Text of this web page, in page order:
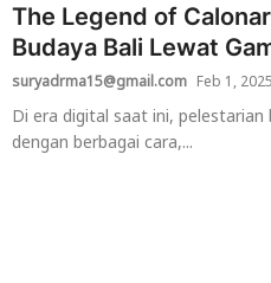
The Legend of
Budaya Bali Lewat
suryadrma15@gmail.com Feb 1, 2025
Di era digital saat ini, pelestarian
dengan berbagai cara,...